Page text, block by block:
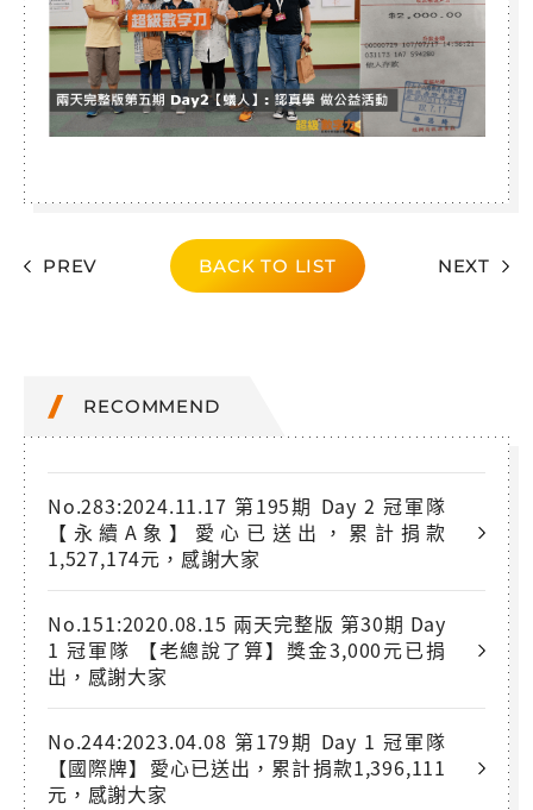
PREV BACK TO LIST NEXT
RECOMMEND
No.283:2024.11.17 第195期 Day 2 冠軍隊
【永續A象】愛心已送出，累計捐款
1,527,174元，感謝大家
No.151:2020.08.15 兩天完整版 第30期 Day
1 冠軍隊 【老總說了算】獎金3,000元已捐
出，感謝大家
No.244:2023.04.08 第179期 Day 1 冠軍隊
【國際牌】愛心已送出，累計捐款1,396,111
元，感謝大家